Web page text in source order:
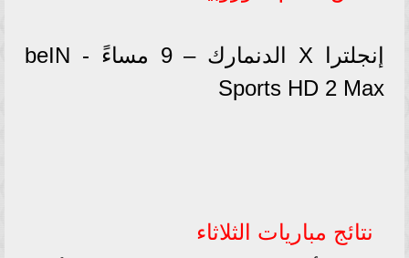
إنجلترا X الدنمارك – 9 مساءً - beIN
Sports HD 2 Max
نتائج مباريات الثلاثاء